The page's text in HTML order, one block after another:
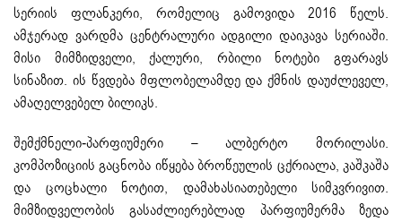
სერიის ფლანკერი, რომელიც გამოვიდა 2016 წელს.
ამჯერად ვარდმა ცენტრალური ადგილი დაიკავა სერიაში.
მისი მიმზიდველი, ქალური, რბილი ნოტები გფარავს
სინაზით. ის წვდება მფლობელამდე და ქმნის დაუძლეველ,
ამაღელვებელ ბილიკს.
შემქმნელი-პარფიუმერი – ალბერტო მორილასი.
კომპოზიციის გაცნობა იწყება ბროწეულის ცქრიალა, კაშკაშა
და ცოცხალი ნოტით, დამახასიათებელი სიმკვრივით.
მიმზიდველობის გასაძლიერებლად პარფიუმერმა ზედა